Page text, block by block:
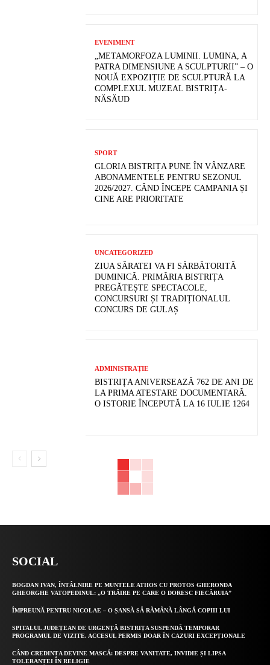
EVENIMENT
„METAMORFOZA LUMINII. LUMINA, A
PATRA DIMENSIUNE A SCULPTURII” – O
NOUĂ EXPOZIȚIE DE SCULPTURĂ LA
COMPLEXUL MUZEAL BISTRIȚA-
NĂSĂUD
SPORT
GLORIA BISTRIȚA PUNE ÎN VÂNZARE
ABONAMENTELE PENTRU SEZONUL
2026/2027. CÂND ÎNCEPE CAMPANIA ȘI
CINE ARE PRIORITATE
UNCATEGORIZED
ZIUA SĂRATEI VA FI SĂRBĂTORITĂ
DUMINICĂ. PRIMĂRIA BISTRIȚA
PREGĂTEȘTE SPECTACOLE,
CONCURSURI ȘI TRADIȚIONALUL
CONCURS DE GULAȘ
ADMINISTRAȚIE
BISTRIȚA ANIVERSEAZĂ 762 DE ANI DE
LA PRIMA ATESTARE DOCUMENTARĂ.
O ISTORIE ÎNCEPUTĂ LA 16 IULIE 1264
SOCIAL
BOGDAN IVAN, ÎNTÂLNIRE PE MUNTELE ATHOS CU PROTOS GHERONDA
GHEORGHE VATOPEDINUL: „O TRĂIRE PE CARE O DORESC FIECĂRUIA”
ÎMPREUNĂ PENTRU NICOLAE – O ȘANSĂ SĂ RĂMÂNĂ LÂNGĂ COPIII LUI
SPITALUL JUDEȚEAN DE URGENȚĂ BISTRIȚA SUSPENDĂ TEMPORAR
PROGRAMUL DE VIZITE. ACCESUL PERMIS DOAR ÎN CAZURI EXCEPȚIONALE
CÂND CREDINȚA DEVINE MASCĂ: DESPRE VANITATE, INVIDIE ȘI LIPSA
TOLERANȚEI ÎN RELIGIE